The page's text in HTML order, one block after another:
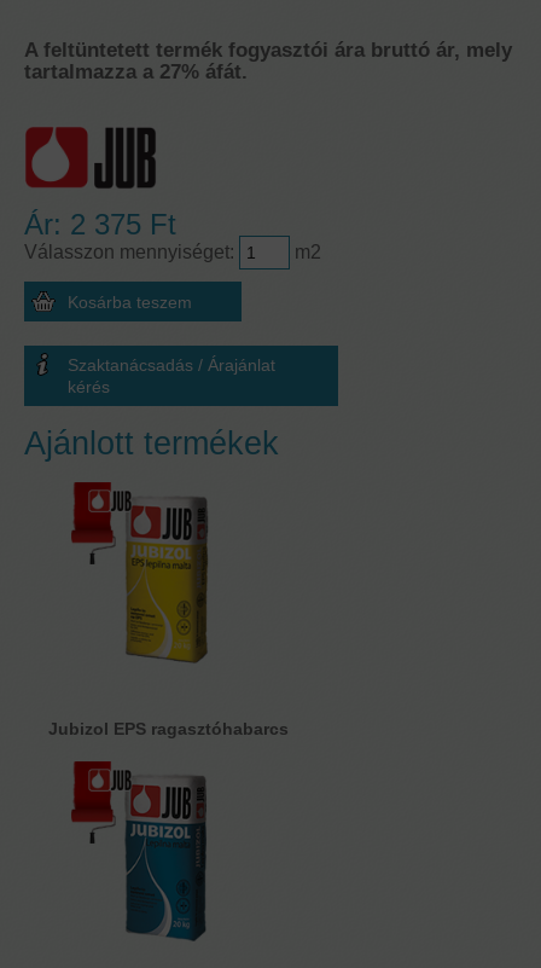
A feltüntetett termék fogyasztói ára bruttó ár, mely
tartalmazza a 27% áfát.
Ár: 2 375 Ft
Válasszon mennyiséget: m2
Szaktanácsadás / Árajánlat
kérés
Ajánlott termékek
Jubizol EPS ragasztóhabarcs